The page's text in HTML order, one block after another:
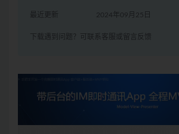
最近更新 2024年09月25日
下载遇到问题？可联系客服或留言反馈